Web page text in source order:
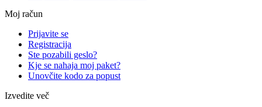
Moj račun
Prijavite se
Registracija
Ste pozabili geslo?
Kje se nahaja moj paket?
Unovčite kodo za popust
Izvedite več